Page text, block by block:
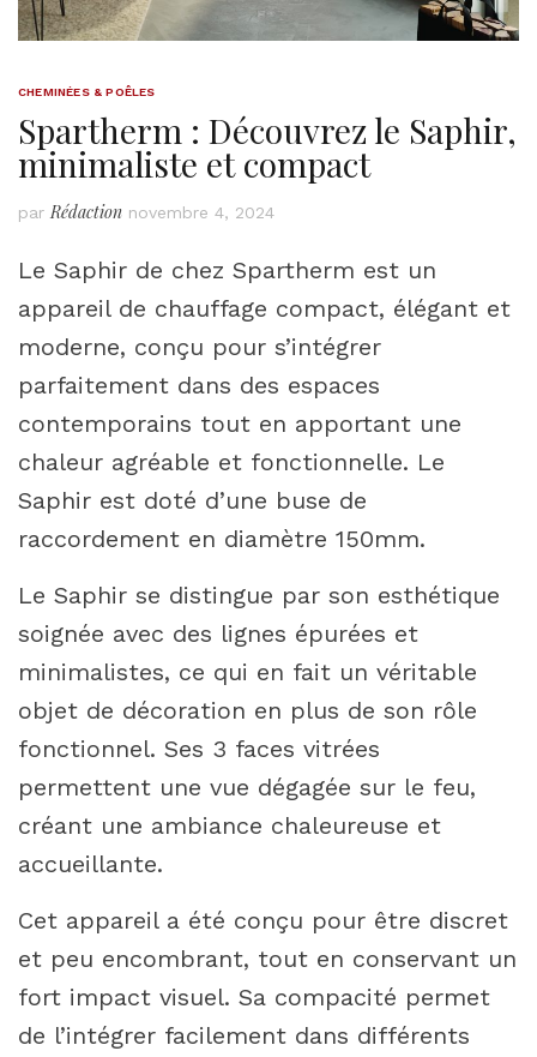
CHEMINÉES & POÊLES
Spartherm : Découvrez le Saphir,
minimaliste et compact
par Rédaction novembre 4, 2024
Le Saphir de chez Spartherm est un
appareil de chauffage compact, élégant et
moderne, conçu pour s’intégrer
parfaitement dans des espaces
contemporains tout en apportant une
chaleur agréable et fonctionnelle. Le
Saphir est doté d’une buse de
raccordement en diamètre 150mm.
Le Saphir se distingue par son esthétique
soignée avec des lignes épurées et
minimalistes, ce qui en fait un véritable
objet de décoration en plus de son rôle
fonctionnel. Ses 3 faces vitrées
permettent une vue dégagée sur le feu,
créant une ambiance chaleureuse et
accueillante.
Cet appareil a été conçu pour être discret
et peu encombrant, tout en conservant un
fort impact visuel. Sa compacité permet
de l’intégrer facilement dans différents